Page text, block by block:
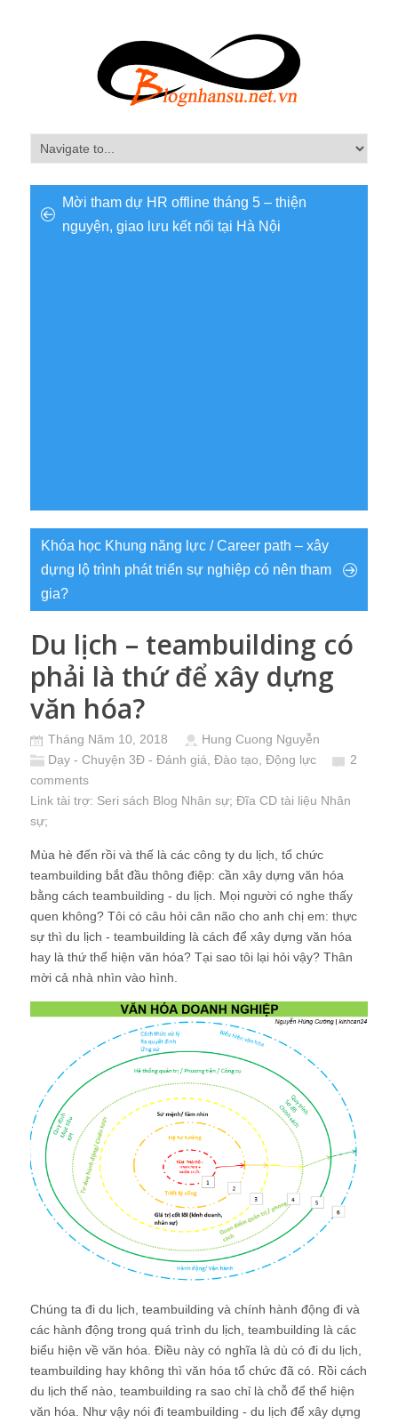
Mời tham dự HR offline tháng 5 – thiện
nguyện, giao lưu kết nối tại Hà Nội
Khóa học Khung năng lực / Career path – xây
dựng lộ trình phát triển sự nghiệp có nên tham
gia?
Du lịch – teambuilding có
phải là thứ để xây dựng
văn hóa?
Tháng Năm 10, 2018
Hung Cuong Nguyễn
Dạy - Chuyện 3Đ - Đánh giá, Đào tạo, Động lực
2
comments
Link tài trợ: Seri sách Blog Nhân sự; Đĩa CD tài liệu Nhân
sự;
Mùa hè đến rồi và thế là các công ty du lịch, tổ chức
teambuilding bắt đầu thông điệp: cần xây dựng văn hóa
bằng cách teambuilding - du lịch. Mọi người có nghe thấy
quen không? Tôi có câu hỏi cân não cho anh chị em: thực
sự thì du lịch - teambuilding là cách để xây dựng văn hóa
hay là thứ thể hiện văn hóa? Tại sao tôi lại hỏi vậy? Thân
mời cả nhà nhìn vào hình.
Chúng ta đi du lịch, teambuilding và chính hành động đi và
các hành động trong quá trình du lịch, teambuilding là các
biểu hiện về văn hóa. Điều này có nghĩa là dù có đi du lịch,
teambuilding hay không thì văn hóa tổ chức đã có. Rồi cách
du lịch thế nào, teambuilding ra sao chỉ là chỗ để thể hiện
văn hóa. Như vậy nói đi teambuilding - du lịch để xây dựng